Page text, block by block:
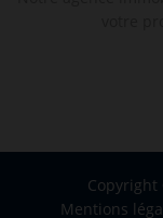
Copyright
Mentions